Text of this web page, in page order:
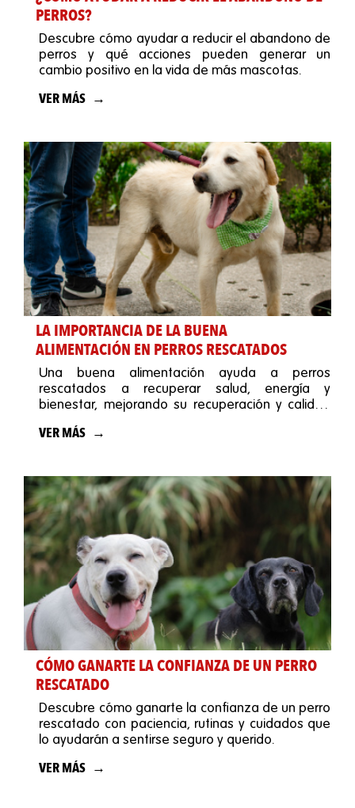
PERROS?
Descubre cómo ayudar a reducir el abandono de
perros y qué acciones pueden generar un
cambio positivo en la vida de más mascotas.
VER MÁS
LA IMPORTANCIA DE LA BUENA
ALIMENTACIÓN EN PERROS RESCATADOS
Una buena alimentación ayuda a perros
rescatados a recuperar salud, energía y
bienestar, mejorando su recuperación y calidad
VER MÁS
CÓMO GANARTE LA CONFIANZA DE UN PERRO
RESCATADO
Descubre cómo ganarte la confianza de un perro
rescatado con paciencia, rutinas y cuidados que
lo ayudarán a sentirse seguro y querido.
VER MÁS